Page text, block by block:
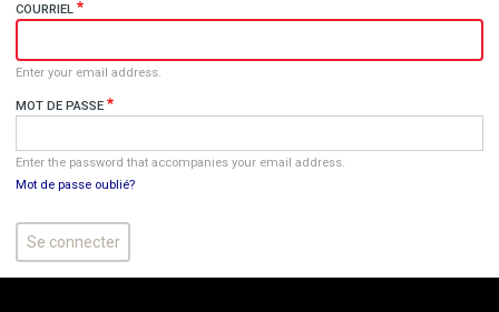
COURRIEL
Enter your email address.
MOT DE PASSE
Enter the password that accompanies your email address.
Mot de passe oublié?